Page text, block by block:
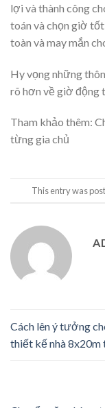
lợi và thành công
toán và chọn giờ
toàn và may mắn
Hy vọng những
rõ hơn về giờ động
Tham khảo thêm:
từng gia chủ
This entry was
Cách lên ý tưởng
thiết kế nhà